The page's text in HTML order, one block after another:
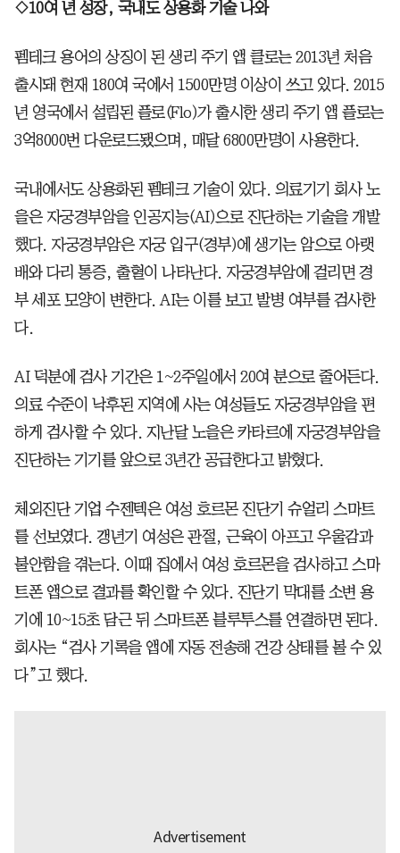
◇10여 년 성장, 국내도 상용화 기술 나와
펨테크 용어의 상징이 된 생리 주기 앱 클로는 2013년 처음
출시돼 현재 180여 국에서 1500만명 이상이 쓰고 있다. 2015
년 영국에서 설립된 플로(Flo)가 출시한 생리 주기 앱 플로는
3억8000번 다운로드됐으며, 매달 6800만명이 사용한다.
국내에서도 상용화된 펨테크 기술이 있다. 의료기기 회사 노
을은 자궁경부암을 인공지능(AI)으로 진단하는 기술을 개발
했다. 자궁경부암은 자궁 입구(경부)에 생기는 암으로 아랫
배와 다리 통증, 출혈이 나타난다. 자궁경부암에 걸리면 경
부 세포 모양이 변한다. AI는 이를 보고 발병 여부를 검사한
다.
AI 덕분에 검사 기간은 1~2주일에서 20여 분으로 줄어든다.
의료 수준이 낙후된 지역에 사는 여성들도 자궁경부암을 편
하게 검사할 수 있다. 지난달 노을은 카타르에 자궁경부암을
진단하는 기기를 앞으로 3년간 공급한다고 밝혔다.
체외진단 기업 수젠텍은 여성 호르몬 진단기 슈얼리 스마트
를 선보였다. 갱년기 여성은 관절, 근육이 아프고 우울감과
불안함을 겪는다. 이때 집에서 여성 호르몬을 검사하고 스마
트폰 앱으로 결과를 확인할 수 있다. 진단기 막대를 소변 용
기에 10~15초 담근 뒤 스마트폰 블루투스를 연결하면 된다.
회사는 “검사 기록을 앱에 자동 전송해 건강 상태를 볼 수 있
다”고 했다.